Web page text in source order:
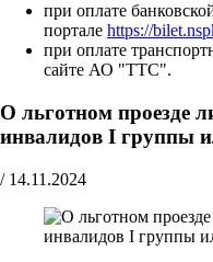
при оплате
портале https://
при оплате
сайте АО "ТТС".
О льготном проезде
инвалидов I группы
/ 14.11.2024